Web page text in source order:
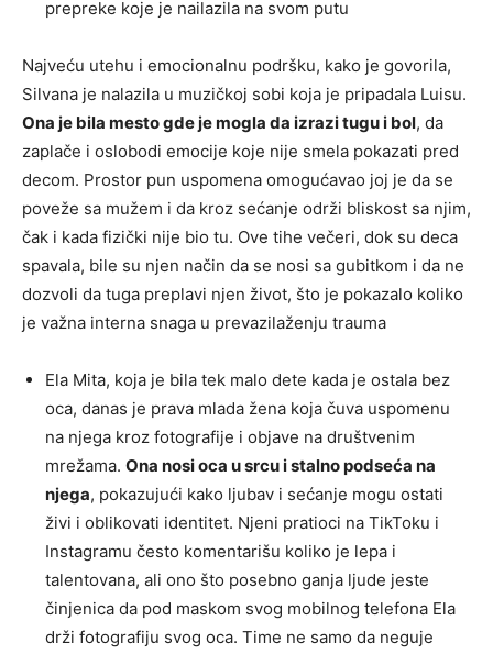
prepreke koje je nailazila na svom putu
Najveću utehu i emocionalnu podršku, kako je govorila,
Silvana je nalazila u muzičkoj sobi koja je pripadala Luisu.
Ona je bila mesto gde je mogla da izrazi tugu i bol, da
zaplače i oslobodi emocije koje nije smela pokazati pred
decom. Prostor pun uspomena omogućavao joj je da se
poveže sa mužem i da kroz sećanje održi bliskost sa njim,
čak i kada fizički nije bio tu. Ove tihe večeri, dok su deca
spavala, bile su njen način da se nosi sa gubitkom i da ne
dozvoli da tuga preplavi njen život, što je pokazalo koliko
je važna interna snaga u prevazilaženju trauma
Ela Mita, koja je bila tek malo dete kada je ostala bez
oca, danas je prava mlada žena koja čuva uspomenu
na njega kroz fotografije i objave na društvenim
mrežama. Ona nosi oca u srcu i stalno podseća na
njega, pokazujući kako ljubav i sećanje mogu ostati
živi i oblikovati identitet. Njeni pratioci na TikToku i
Instagramu često komentarišu koliko je lepa i
talentovana, ali ono što posebno ganja ljude jeste
činjenica da pod maskom svog mobilnog telefona Ela
drži fotografiju svog oca. Time ne samo da neguje